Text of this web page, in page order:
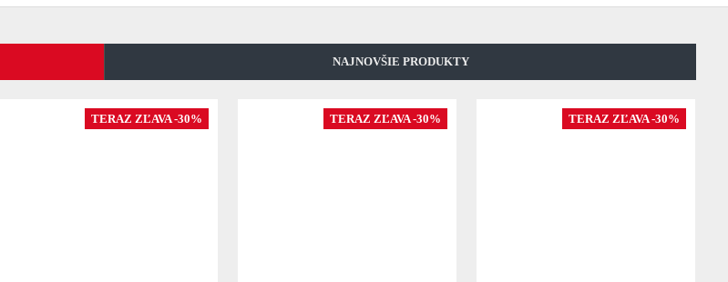
NAJNOVŠIE PRODUKTY
TERAZ ZĽAVA -30% TERAZ ZĽAVA -30% TERAZ ZĽAVA -30%